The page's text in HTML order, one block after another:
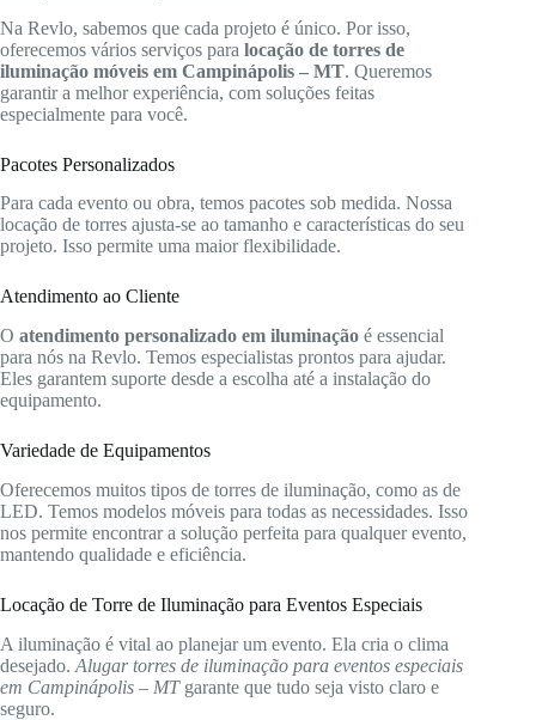
Na Revlo, sabemos que cada projeto é único. Por isso,
oferecemos vários serviços para locação de torres de
iluminação móveis em Campinápolis – MT. Queremos
garantir a melhor experiência, com soluções feitas
especialmente para você.
Pacotes Personalizados
Para cada evento ou obra, temos pacotes sob medida. Nossa
locação de torres ajusta-se ao tamanho e características do seu
projeto. Isso permite uma maior flexibilidade.
Atendimento ao Cliente
O atendimento personalizado em iluminação é essencial
para nós na Revlo. Temos especialistas prontos para ajudar.
Eles garantem suporte desde a escolha até a instalação do
equipamento.
Variedade de Equipamentos
Oferecemos muitos tipos de torres de iluminação, como as de
LED. Temos modelos móveis para todas as necessidades. Isso
nos permite encontrar a solução perfeita para qualquer evento,
mantendo qualidade e eficiência.
Locação de Torre de Iluminação para Eventos Especiais
A iluminação é vital ao planejar um evento. Ela cria o clima
desejado. Alugar torres de iluminação para eventos especiais
em Campinápolis – MTgarante que tudo seja visto claro e
seguro.